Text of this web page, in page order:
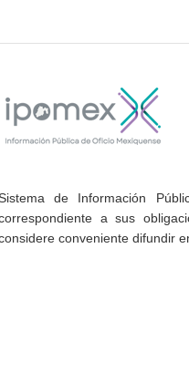
de Información
a sus
conveniente difundir